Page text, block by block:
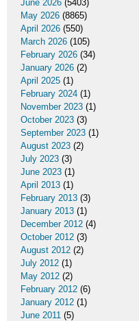
June 2026 (5403)
May 2026 (8865)
April 2026 (550)
March 2026 (105)
February 2026 (34)
January 2026 (2)
April 2025 (1)
February 2024 (1)
November 2023 (1)
October 2023 (3)
September 2023 (1)
August 2023 (2)
July 2023 (3)
June 2023 (1)
April 2013 (1)
February 2013 (3)
January 2013 (1)
December 2012 (4)
October 2012 (3)
August 2012 (2)
July 2012 (1)
May 2012 (2)
February 2012 (6)
January 2012 (1)
June 2011 (5)